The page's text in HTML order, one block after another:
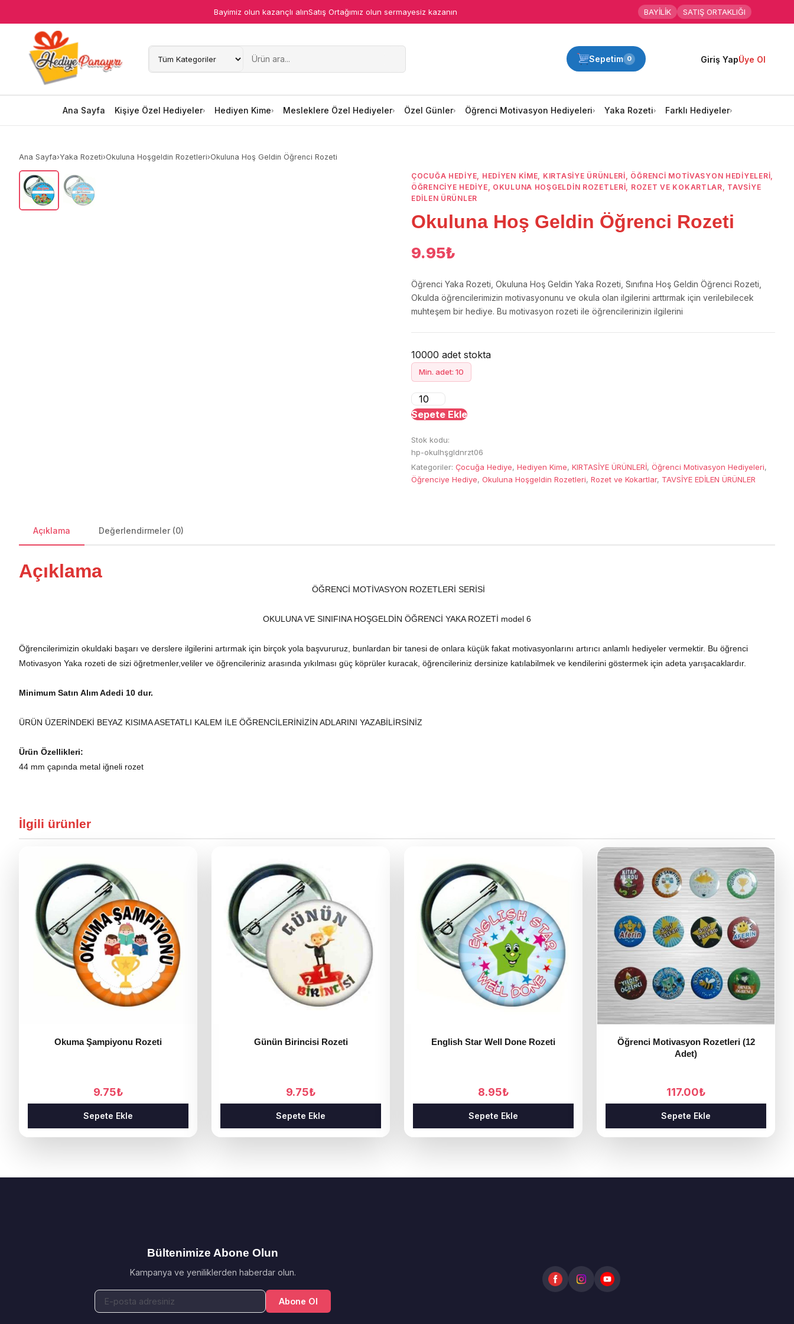
Bayimiz olun kazançlı alınSatış Ortağımız olun sermayesiz kazanın BAYİLİK SATIŞ ORTAKLIĞI
Sepetim 0 Giriş YapÜye Ol
Ana Sayfa Kişiye Özel Hediyeler Hediyen Kime Mesleklere Özel Hediyeler Özel Günler Öğrenci Motivasyon Hediyeleri Yaka Rozeti Farklı Hediyeler
Ana Sayfa
Kişiye Özel Hediyeler
Hediyen Kime
Özel Günler
Öğrenci Motivasyon Hediyeleri
Ana Sayfa›Yaka Rozeti›Okuluna Hoşgeldin Rozetleri›Okuluna Hoş Geldin Öğrenci Rozeti
ÇOCUĞA HEDIYE HEDIYEN KIME KIRTASİYE ÜRÜNLERİ ÖĞRENCI MOTIVASYON HEDIYELERI
ÖĞRENCIYE HEDIYE
OKULUNA HOŞGELDIN ROZETLERI ROZET VE KOKARTLAR
TAVSİYE
EDİLEN ÜRÜNLER
Okuluna Hoş Geldin Öğrenci Rozeti
9.95₺
Öğrenci Yaka Rozeti, Okuluna Hoş Geldin Yaka Rozeti, Sınıfına Hoş Geldin Öğrenci Rozeti,
Okulda öğrencilerimizin motivasyonunu ve okula olan ilgilerini arttırmak için verilebilecek
muhteşem bir hediye. Bu motivasyon rozeti ile öğrencilerinizin ilgilerini
10000 adet stokta
Min. adet: 10
Okuluna
Hoş
Öğrenci
Rozeti
adet
Sepete Ekle
Stok kodu:
hp-okulhşgldnrzt06
Kategoriler: Çocuğa Hediye, Hediyen Kime, KIRTASİYE ÜRÜNLERİ, Öğrenci Motivasyon Hediyeleri,
Öğrenciye Hediye, Okuluna Hoşgeldin Rozetleri, Rozet ve Kokartlar, TAVSİYE EDİLEN ÜRÜNLER
Açıklama Değerlendirmeler (0)
Açıklama
ÖĞRENCİ MOTİVASYON ROZETLERİ SERİSİ
OKULUNA VE SINIFINA HOŞGELDİN ÖĞRENCİ YAKA ROZETİ model 6
Öğrencilerimizin okuldaki başarı ve derslere ilgilerini artırmak için birçok yola başvururuz, bunlardan bir tanesi de onlara küçük fakat motivasyonlarını artırıcı anlamlı hediyeler vermektir. Bu öğrenci
Motivasyon Yaka rozeti de sizi öğretmenler,veliler ve öğrencileriniz arasında yıkılması güç köprüler kuracak, öğrencileriniz dersinize katılabilmek ve kendilerini göstermek için adeta yarışacaklardır.
Minimum Satın Alım Adedi 10 dur.
ÜRÜN ÜZERİNDEKİ BEYAZ KISIMA ASETATLI KALEM İLE ÖĞRENCİLERİNİZİN ADLARINI YAZABİLİRSİNİZ
Ürün Özellikleri:
44 mm çapında metal iğneli rozet
İlgili ürünler
Okuma Şampiyonu Rozeti
9.75₺
Sepete Ekle
Günün Birincisi Rozeti
9.75₺
Sepete Ekle
English Star Well Done Rozeti
8.95₺
Sepete Ekle
Öğrenci Motivasyon Rozetleri (12
Adet)
117.00₺
Sepete Ekle
Bültenimize Abone Olun
Kampanya ve yeniliklerden haberdar olun.
Abone Ol